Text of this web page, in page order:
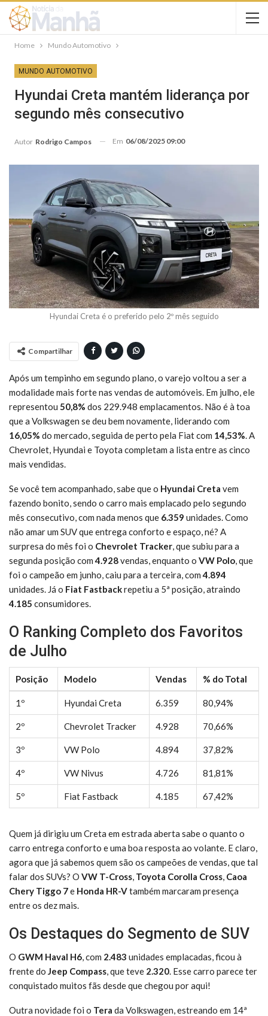
Home Mundo Automotivo
MUNDO AUTOMOTIVO
Hyundai Creta mantém liderança por
segundo mês consecutivo
Autor Rodrigo Campos Em 06/08/2025 09:00
Hyundai Creta é o preferido pelo 2º mês seguido
Compartilhar
Após um tempinho em segundo plano, o varejo voltou a ser a
modalidade mais forte nas vendas de automóveis. Em julho, ele
representou 50,8% dos 229.948 emplacamentos. Não é à toa
que a Volkswagen se deu bem novamente, liderando com
16,05% do mercado, seguida de perto pela Fiat com 14,53%. A
Chevrolet, Hyundai e Toyota completam a lista entre as cinco
mais vendidas.
Se você tem acompanhado, sabe que o Hyundai Creta vem
fazendo bonito, sendo o carro mais emplacado pelo segundo
mês consecutivo, com nada menos que 6.359 unidades. Como
não amar um SUV que entrega conforto e espaço, né? A
surpresa do mês foi o Chevrolet Tracker, que subiu para a
segunda posição com4.928vendas, enquanto o VW Polo, que
foi o campeão em junho, caiu para a terceira, com4.894
unidades. Já o Fiat Fastbackrepetiu a 5ª posição, atraindo
4.185 consumidores.
O Ranking Completo dos Favoritos
de Julho
Posição Modelo Vendas % do Total
1º Hyundai Creta 6.359 80,94%
2º Chevrolet Tracker 4.928 70,66%
3º VW Polo 4.894 37,82%
4º VW Nivus 4.726 81,81%
5º Fiat Fastback 4.185 67,42%
Quem já dirigiu um Creta em estrada aberta sabe o quanto o
carro entrega conforto e uma boa resposta ao volante. E claro,
agora que já sabemos quem são os campeões de vendas, que tal
falar dos SUVs? O VW T-Cross, Toyota Corolla Cross, Caoa
Chery Tiggo 7e Honda HR-Vtambém marcaram presença
entre os dez mais.
Os Destaques do Segmento de SUV
O GWM Haval H6, com 2.483 unidades emplacadas, ficou à
frente do Jeep Compass, que teve 2.320. Esse carro parece ter
conquistado muitos fãs desde que chegou por aqui!
Outra novidade foi o Tera da Volkswagen, estreando em 14ª